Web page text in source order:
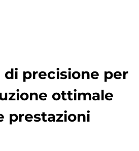
precisione per
ottimale
prestazioni